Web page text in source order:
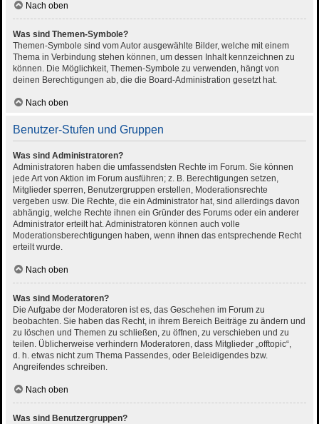
Nach oben
Was sind Themen-Symbole?
Themen-Symbole sind vom Autor ausgewählte Bilder, welche mit einem
Thema in Verbindung stehen können, um dessen Inhalt kennzeichnen zu
können. Die Möglichkeit, Themen-Symbole zu verwenden, hängt von
deinen Berechtigungen ab, die die Board-Administration gesetzt hat.
Nach oben
Benutzer-Stufen und Gruppen
Was sind Administratoren?
Administratoren haben die umfassendsten Rechte im Forum. Sie können
jede Art von Aktion im Forum ausführen; z. B. Berechtigungen setzen,
Mitglieder sperren, Benutzergruppen erstellen, Moderationsrechte
vergeben usw. Die Rechte, die ein Administrator hat, sind allerdings davon
abhängig, welche Rechte ihnen ein Gründer des Forums oder ein anderer
Administrator erteilt hat. Administratoren können auch volle
Moderationsberechtigungen haben, wenn ihnen das entsprechende Recht
erteilt wurde.
Nach oben
Was sind Moderatoren?
Die Aufgabe der Moderatoren ist es, das Geschehen im Forum zu
beobachten. Sie haben das Recht, in ihrem Bereich Beiträge zu ändern und
zu löschen und Themen zu schließen, zu öffnen, zu verschieben und zu
teilen. Üblicherweise verhindern Moderatoren, dass Mitglieder „offtopic“,
d. h. etwas nicht zum Thema Passendes, oder Beleidigendes bzw.
Angreifendes schreiben.
Nach oben
Was sind Benutzergruppen?